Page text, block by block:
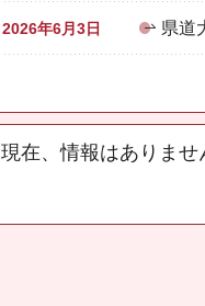
2026年6月3日 県道
現在、情報はありませ